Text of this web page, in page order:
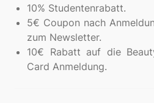
10% Studentenrabatt.
5€ Coupon nach
zum Newsletter.
10€ Rabatt auf die
Card Anmeldung.